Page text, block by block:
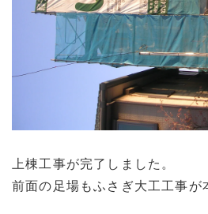
上棟工事が完了しました。
前面の足場もふさぎ大工工事が